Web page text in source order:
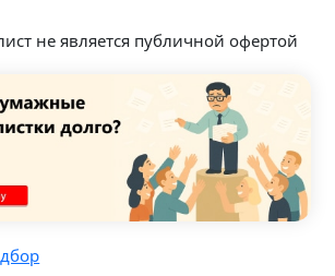
не является публичной офертой